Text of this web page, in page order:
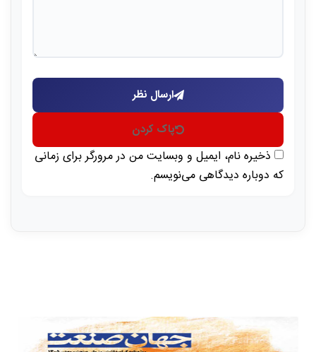
ارسال نظر
پاک کردن
ذخیره نام، ایمیل و وبسایت من در مرورگر برای زمانی
که دوباره دیدگاهی می‌نویسم.